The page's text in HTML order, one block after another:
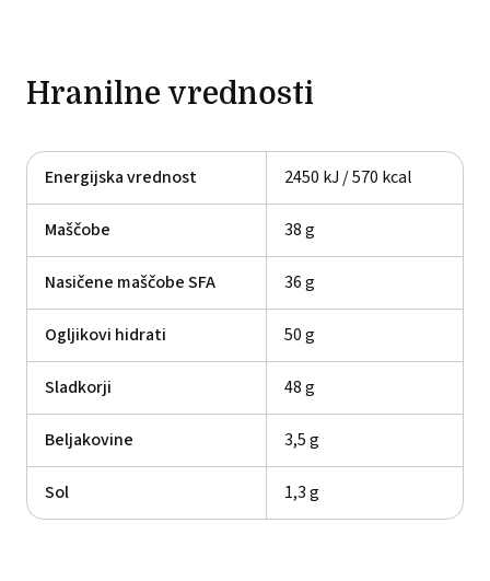
Hranilne vrednosti
Energijska vrednost 2450 kJ / 570 kcal
Maščobe 38 g
Nasičene maščobe SFA 36 g
Ogljikovi hidrati 50 g
Sladkorji 48 g
Beljakovine 3,5 g
Sol 1,3 g